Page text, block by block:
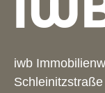
iwb